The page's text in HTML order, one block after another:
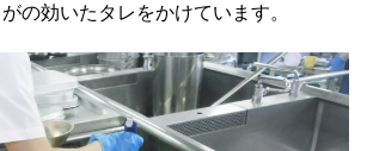
の効いたタレをかけています。